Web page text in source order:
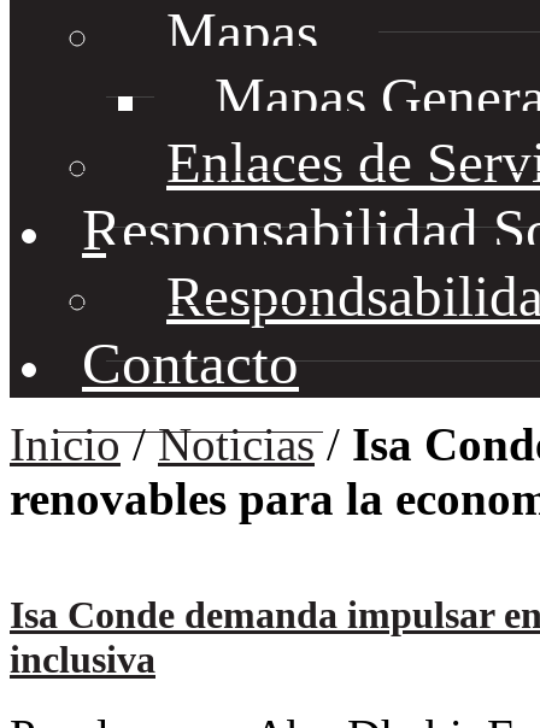
Mapas
Mapas
Enlaces de
Responsabilidad
Contacto
Inicio/Noticias/ Isa
renovables para la
Isa Conde demanda impulsar
inclusiva